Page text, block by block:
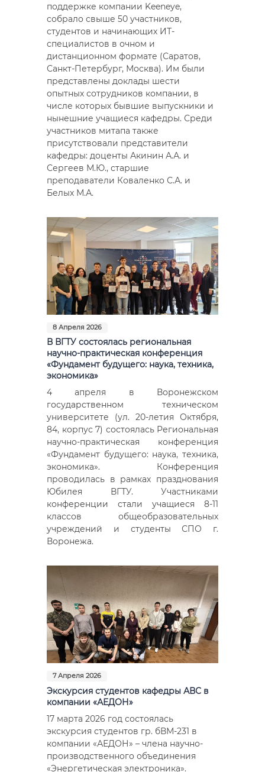
поддержке компании Keeneye,
собрало свыше 50 участников,
студентов и начинающих ИТ-
специалистов в очном и
дистанционном формате (Саратов,
Санкт-Петербург, Москва). Им были
представлены доклады шести
опытных сотрудников компании, в
числе которых бывшие выпускники и
нынешние учащиеся кафедры. Среди
участников митапа также
присутствовали представители
кафедры: доценты Акинин А.А. и
Сергеев М.Ю., старшие
преподаватели Коваленко С.А. и
Белых М.А.
8 Апреля 2026
В ВГТУ состоялась региональная
научно-практическая конференция
«Фундамент будущего: наука, техника,
экономика»
4 апреля в Воронежском
государственном техническом
университете (ул. 20-летия Октября,
84, корпус 7) состоялась Региональная
научно-практическая конференция
«Фундамент будущего: наука, техника,
экономика». Конференция
проводилась в рамках празднования
Юбилея ВГТУ. Участниками
конференции стали учащиеся 8-11
классов общеобразовательных
учреждений и студенты СПО г.
Воронежа.
7 Апреля 2026
Экскурсия студентов кафедры АВС в
компании «АЕДОН»
17 марта 2026 год состоялась
экскурсия студентов гр. бВМ-231 в
компании «АЕДОН» – члена научно-
производственного объединения
«Энергетическая электроника».